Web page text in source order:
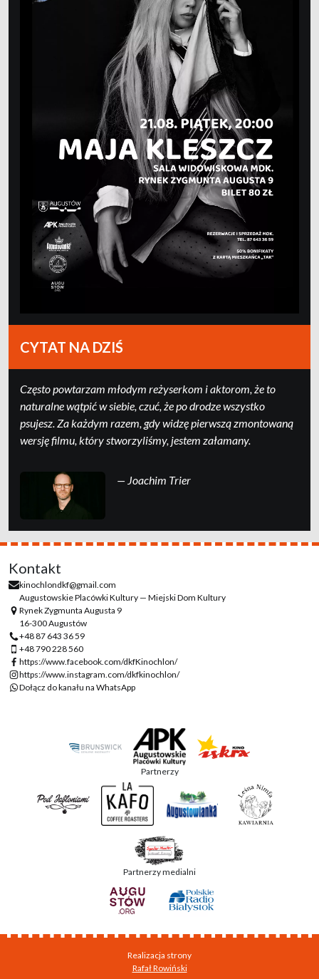
CYTAT NA DZIŚ
Często powtarzam młodym reżyserkom i aktorom, że to
naturalne wątpić w siebie, czuć, że po drodze wszystko
psujesz. Za każdym razem, gdy widzę pierwszą zmontowaną
wersję filmu, który stworzyliśmy, jestem załamany.
— Joachim Trier
Kontakt
kinochlondkf@gmail.com
Augustowskie Placówki Kultury — Miejski Dom Kultury
Rynek Zygmunta Augusta 9
16-300 Augustów
+48 87 643 36 59
+48 790 228 560
https://www.facebook.com/dkfKinochlon/
https://www.instagram.com/dkfkinochlon/
Dołącz do kanału na WhatsApp
Partnerzy
Partnerzy medialni
Realizacja strony
Rafał Rowiński